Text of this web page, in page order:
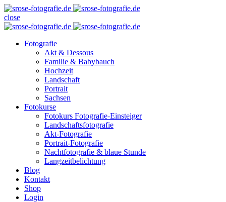
close
Fotografie
Akt & Dessous
Familie & Babybauch
Hochzeit
Landschaft
Portrait
Sachsen
Fotokurse
Fotokurs Fotografie-Einsteiger
Landschaftsfotografie
Akt-Fotografie
Portrait-Fotografie
Nachtfotografie & blaue Stunde
Langzeitbelichtung
Blog
Kontakt
Shop
Login